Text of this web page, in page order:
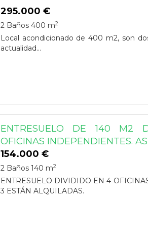
295.000 €
2 Baños 400 m2
Local acondicionado de 400 m2, son
actualidad...
ENTRESUELO DE 140 M2
OFICINAS INDEPENDIENTES.
154.000 €
2 Baños 140 m2
ENTRESUELO DIVIDIDO EN 4
3 ESTÁN ALQUILADAS.